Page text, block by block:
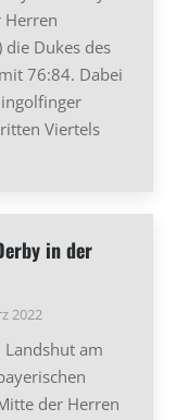
Herren
Dukes des
76:84. Dabei
Viertels
in der
2022
Landshut am
der Herren